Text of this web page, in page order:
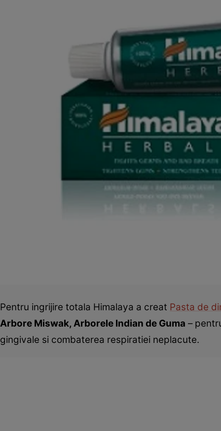
Pentru ingrijire totala Himalaya a creat Pasta de
Arbore Miswak, Arborele Indian de Guma –
gingivale si combaterea respiratiei neplacute.